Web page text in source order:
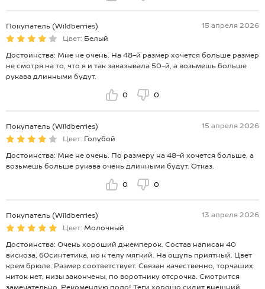
Покупатель (Wildberries)
15 апреля 2026
Цвет: Белый
Достоинства: Мне не очень. На 48-й размер хочется больше размер
не смотря на то, что я и так заказывала 50-й, а возьмешь больше
рукава длинными будут.
0 0
Покупатель (Wildberries)
15 апреля 2026
Цвет: Голубой
Достоинства: Мне не очень. По размеру на 48-й хочется больше, а
возьмешь больше рукава очень длинными будут. Отказ.
0 0
Покупатель (Wildberries)
13 апреля 2026
Цвет: Молочный
Достоинства: Очень хороший джемперок. Состав написан 40
вискоза, 60синтетика, но к телу мягкий. На ощупь приятный. Цвет
крем брюле. Размер соответствует. Связан качественно, торчаших
ниток нет, низы закончены, по воротнику отсрочка. Смотрится
замечательно. Рекомендую поло! Теги хорошо сидит,внешний